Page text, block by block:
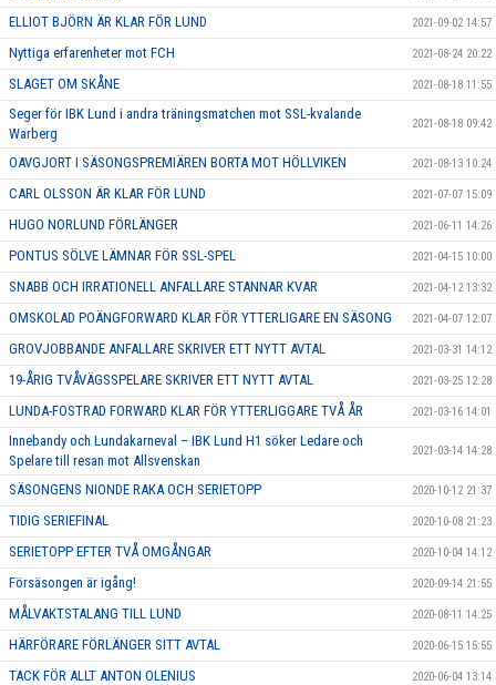
ELLIOT BJÖRN ÄR KLAR FÖR LUND 2021-09-02 14:57
Nyttiga erfarenheter mot FCH 2021-08-24 20:22
SLAGET OM SKÅNE 2021-08-18 11:55
Seger för IBK Lund i andra träningsmatchen mot SSL-kvalande
Warberg
2021-08-18 09:42
OAVGJORT I SÄSONGSPREMIÄREN BORTA MOT HÖLLVIKEN 2021-08-13 10:24
CARL OLSSON ÄR KLAR FÖR LUND 2021-07-07 15:09
HUGO NORLUND FÖRLÄNGER 2021-06-11 14:26
PONTUS SÖLVE LÄMNAR FÖR SSL-SPEL 2021-04-15 10:00
SNABB OCH IRRATIONELL ANFALLARE STANNAR KVAR 2021-04-12 13:32
OMSKOLAD POÄNGFORWARD KLAR FÖR YTTERLIGARE EN SÄSONG 2021-04-07 12:07
GROVJOBBANDE ANFALLARE SKRIVER ETT NYTT AVTAL 2021-03-31 14:12
19-ÅRIG TVÅVÄGSSPELARE SKRIVER ETT NYTT AVTAL 2021-03-25 12:28
LUNDA-FOSTRAD FORWARD KLAR FÖR YTTERLIGGARE TVÅ ÅR 2021-03-16 14:01
Innebandy och Lundakarneval – IBK Lund H1 söker Ledare och
Spelare till resan mot Allsvenskan
2021-03-14 14:28
SÄSONGENS NIONDE RAKA OCH SERIETOPP 2020-10-12 21:37
TIDIG SERIEFINAL 2020-10-08 21:23
SERIETOPP EFTER TVÅ OMGÅNGAR 2020-10-04 14:12
Försäsongen är igång! 2020-09-14 21:55
MÅLVAKTSTALANG TILL LUND 2020-08-11 14:25
HÄRFÖRARE FÖRLÄNGER SITT AVTAL 2020-06-15 15:55
TACK FÖR ALLT ANTON OLENIUS 2020-06-04 13:14